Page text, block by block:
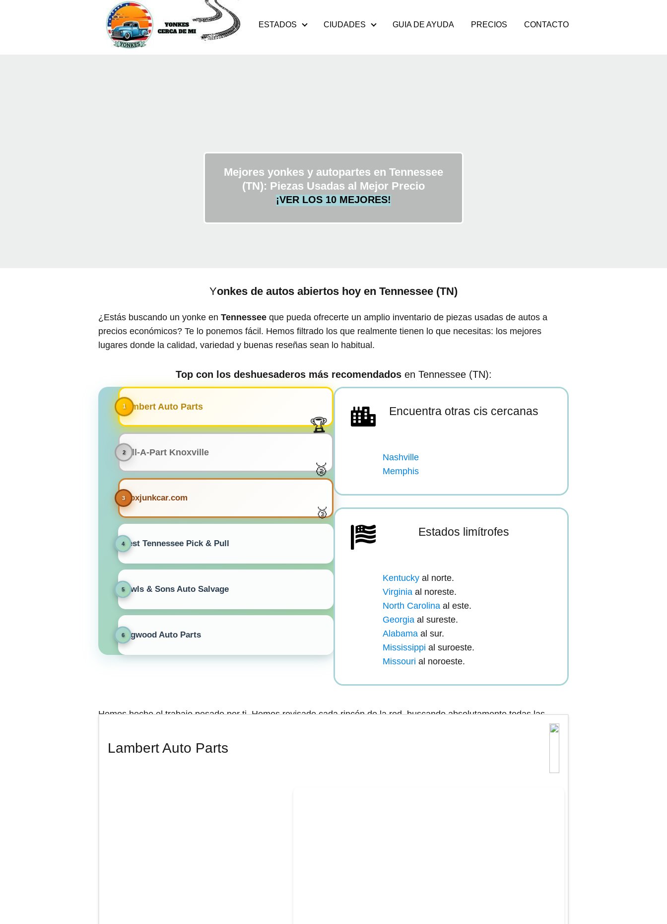
ESTADOS CIUDADES GUIA DE AYUDA PRECIOS CONTACTO
Mejores yonkes y autopartes en Tennessee
(TN): Piezas Usadas al Mejor Precio
¡VER LOS 10 MEJORES!
Yonkes de autos abiertos hoy en Tennessee (TN)
¿Estás buscando un yonke en Tennessee que pueda ofrecerte un amplio inventario de piezas usadas de autos a
precios económicos? Te lo ponemos fácil. Hemos filtrado los que realmente tienen lo que necesitas: los mejores
lugares donde la calidad, variedad y buenas reseñas sean lo habitual.
Top con los deshuesaderos más recomendadosen Tennessee (TN):
Lambert Auto Parts
Pull-A-Part Knoxville
knoxjunkcar.com
West Tennessee Pick & Pull
Rawls & Sons Auto Salvage
Hegwood Auto Parts
Encuentra otras cis cercanas
Nashville
Memphis
Estados limítrofes
Kentucky al norte.
Virginia al noreste.
North Carolina al este.
Georgia al sureste.
Alabama al sur.
Mississippi al suroeste.
Missouri al noroeste.
Hemos hecho el trabajo pesado por ti. Hemos revisado cada rincón de la red, buscando absolutamente todas las
reseñas de la gente, para traerte los mejores desguaces. ✅Utilizamos un algoritmo que analiza toda la red y compara
la cantidad con la calidad de las opiniones y calificaciones, asegurando que solo encuentres los sitios con la mejor
reputación. Aquí encontrarás la ubicación más cercana para comprar tus piezas usadas, sin perder tiempo ni dinero.
Lambert Auto Parts